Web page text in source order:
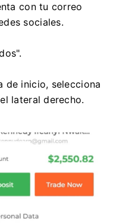
con tu correo
sociales.
de inicio, selecciona
lateral derecho.